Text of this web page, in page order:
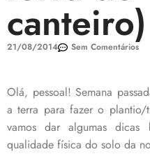
21/08/2014 Sem Comentários
Olá, pessoal! Semana
a terra para fazer o plantio/
vamos dar algumas dicas
qualidade física do solo da